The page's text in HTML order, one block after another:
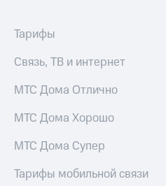
Собрания
акционеров
Личный
кабинет
акционера
Акционерный
капитал
Контроль
аудит
Тарифы
Связь, ТВ и интернет
МТС Дома Отлично
МТС Дома Хорошо
МТС Дома Супер
Тарифы мобильной связи